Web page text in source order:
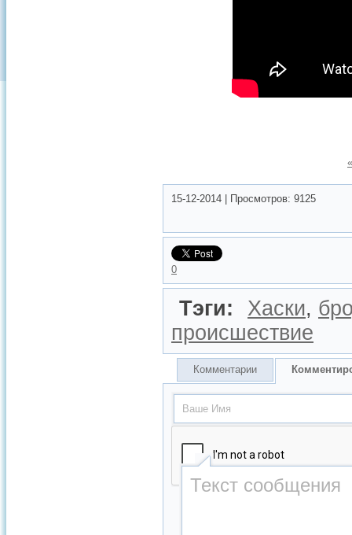
15-12-2014 Просмотров: 9125
0
Тэги: Хаски,
происшествие
Комментарии